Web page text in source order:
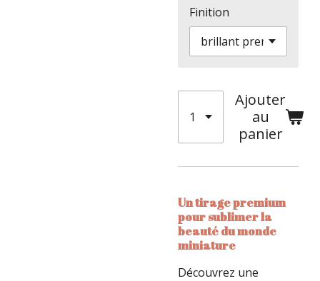
Finition
Ajouter
au
panier
Un tirage premium
pour sublimer la
beauté du monde
miniature
Découvrez une